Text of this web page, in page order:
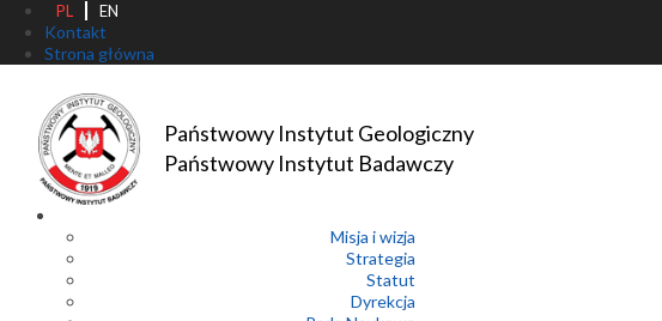
PL EN
Kontakt
Strona główna
Państwowy Instytut Geologiczny
Państwowy Instytut Badawczy
Misja i wizja
Strategia
Statut
Dyrekcja